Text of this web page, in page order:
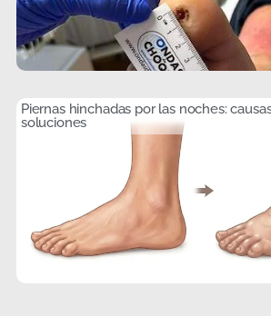
Piernas hinchadas por las noches:
soluciones